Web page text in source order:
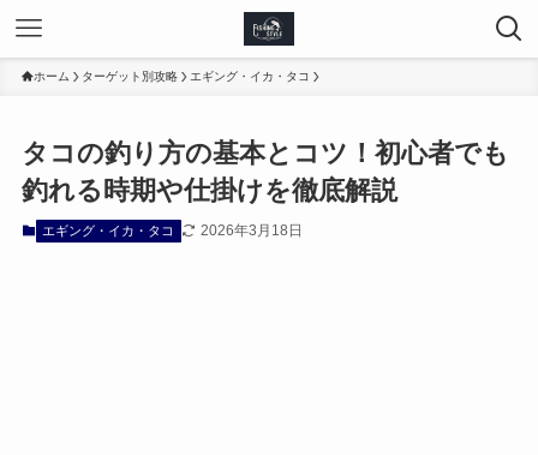
ホーム ターゲット別攻略 エギング・イカ・タコ
タコの釣り方の基本とコツ！初心者でも
釣れる時期や仕掛けを徹底解説
エギング・イカ・タコ 2026年3月18日